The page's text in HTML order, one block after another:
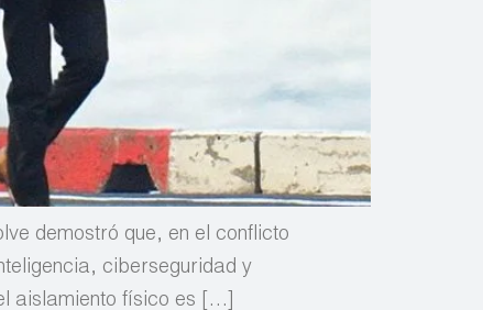
demostró que, en el conflicto
ciberseguridad y
aislamiento físico es […]